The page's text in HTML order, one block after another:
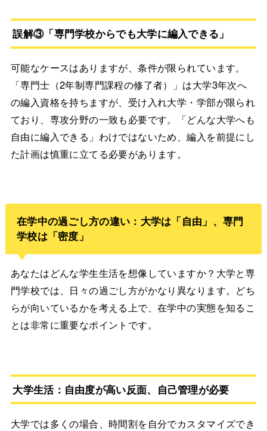
誤解③「専門学校からでも大学に編入できる」
可能なケースはありますが、条件が限られています。
「専門士（2年制専門課程の修了者）」は大学3年次へ
の編入資格を持ちますが、受け入れ大学・学部が限られ
ており、専攻分野の一致も必要です。「どんな大学へも
自由に編入できる」わけではないため、編入を前提にし
た計画は慎重に立てる必要があります。
在学中の過ごし方の違い：大学は「自由」、専門
学校は「密度」
あなたはどんな学生生活を想像していますか？大学と専
門学校では、日々の過ごし方がかなり異なります。どち
らが向いているかを考える上で、在学中の実態を知るこ
とは非常に重要なポイントです。
大学生活：自由度が高い反面、自己管理が必要
大学では多くの場合、時間割を自分でカスタマイズでき